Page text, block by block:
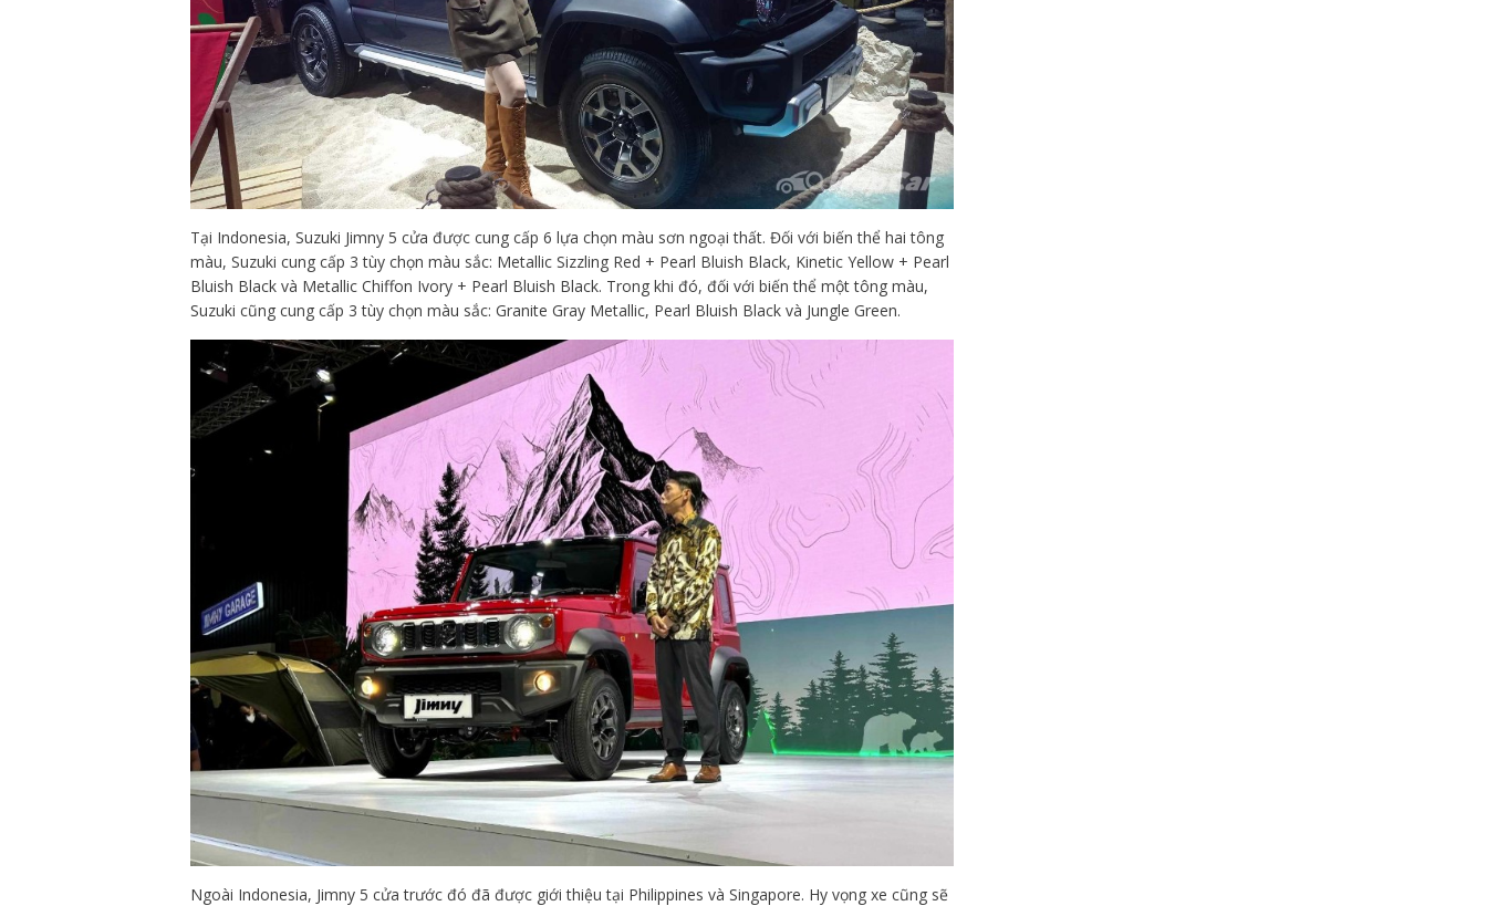
Tại Indonesia, Suzuki Jimny 5 cửa được cung cấp 6 lựa chọn màu sơn ngoại thất. Đối với biến thể hai tông
màu, Suzuki cung cấp 3 tùy chọn màu sắc: Metallic Sizzling Red + Pearl Bluish Black, Kinetic Yellow + Pearl
Bluish Black và Metallic Chiffon Ivory + Pearl Bluish Black. Trong khi đó, đối với biến thể một tông màu,
Suzuki cũng cung cấp 3 tùy chọn màu sắc: Granite Gray Metallic, Pearl Bluish Black và Jungle Green.
Ngoài Indonesia, Jimny 5 cửa trước đó đã được giới thiệu tại Philippines và Singapore. Hy vọng xe cũng sẽ